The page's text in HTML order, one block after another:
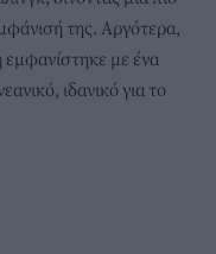
της. Αργότερα,
εμφανίστηκε με ένα
ιδανικό για το